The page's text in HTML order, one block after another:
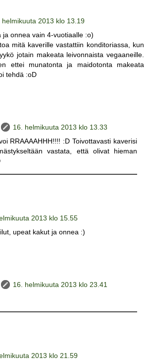
helmikuuta 2013 klo 13.19
ja onnea vain 4-vuotiaalle :o)
mitä kaverille vastattiin konditoriassa, kun
jotain makeata leivonnaista vegaaneille.
ettei munatonta ja maidotonta makeata
tehdä :oD
16. helmikuuta 2013 klo 13.33
RRAAAAHHH!!!! :D Toivottavasti kaverisi
vastata, että olivat hieman
2013 klo 15.55
upeat kakut ja onnea :)
16. helmikuuta 2013 klo 23.41
2013 klo 21.59